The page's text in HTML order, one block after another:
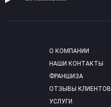
О КОМПАНИИ
НАШИ КОНТАКТЫ
ФРАНШИЗА
ОТЗЫВЫ КЛИЕНТОВ
УСЛУГИ